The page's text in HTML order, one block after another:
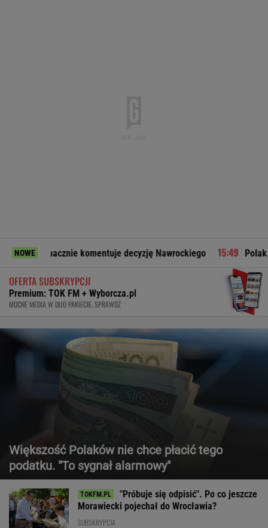
NOWE
komentuje decyzję Nawrockiego Polak strzela w
OFERTA SUBSKRYPCJI
Premium: TOK FM + Wyborcza.pl
MOCNE MEDIA W DUO PAKIECIE. SPRAWDŹ
Większość Polaków nie chce płacić tego
podatku. "To sygnał alarmowy"
"Próbuje się odpisić". Po co jeszcze
Morawiecki pojechał do Wrocławia?
SUBSKRYPCJA